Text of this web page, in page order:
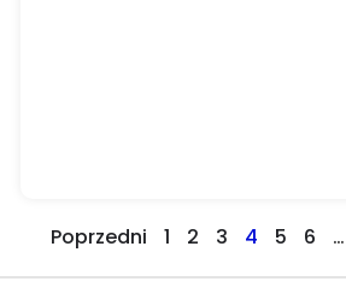
Poprzedni 1 2 3 4 5 6 …